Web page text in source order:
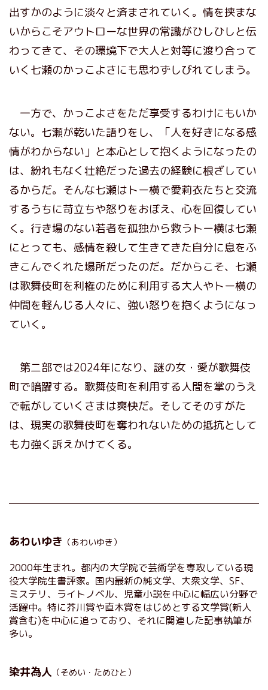
出すかのように淡々と済まされていく。情を挟まな
いからこそアウトローな世界の常識がひしひしと伝
わってきて、その環境下で大人と対等に渡り合って
いく七瀬のかっこよさにも思わずしびれてしまう。
一方で、かっこよさをただ享受するわけにもいか
ない。七瀬が乾いた語りをし、「人を好きになる感
情がわからない」と本心として抱くようになったの
は、紛れもなく壮絶だった過去の経験に根ざしてい
るからだ。そんな七瀬はトー横で愛莉衣たちと交流
するうちに苛立ちや怒りをおぼえ、心を回復してい
く。行き場のない若者を孤独から救うトー横は七瀬
にとっても、感情を殺して生きてきた自分に息をふ
きこんでくれた場所だったのだ。だからこそ、七瀬
は歌舞伎町を利権のために利用する大人やトー横の
仲間を軽んじる人々に、強い怒りを抱くようになっ
ていく。
第二部では2024年になり、謎の女・愛が歌舞伎
町で暗躍する。歌舞伎町を利用する人間を掌のうえ
で転がしていくさまは爽快だ。そしてそのすがた
は、現実の歌舞伎町を奪われないための抵抗として
も力強く訴えかけてくる。
あわいゆき （あわいゆき）
2000年生まれ。都内の大学院で芸術学を専攻している現
役大学院生書評家。国内最新の純文学、大衆文学、SF、
ミステリ、ライトノベル、児童小説を中心に幅広い分野で
活躍中。特に芥川賞や直木賞をはじめとする文学賞(新人
賞含む)を中心に追っており、それに関連した記事執筆が
多い。
染井為人 （そめい・ためひと）